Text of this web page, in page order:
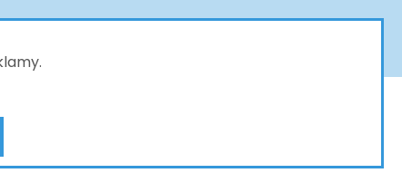
w naszym sklepie online będą przyjmowane
dziękujemy za Państwa wyrozumiałość .